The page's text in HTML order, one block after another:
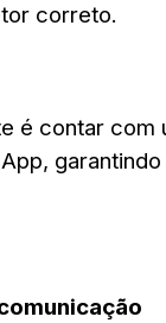
correto.
é contar com